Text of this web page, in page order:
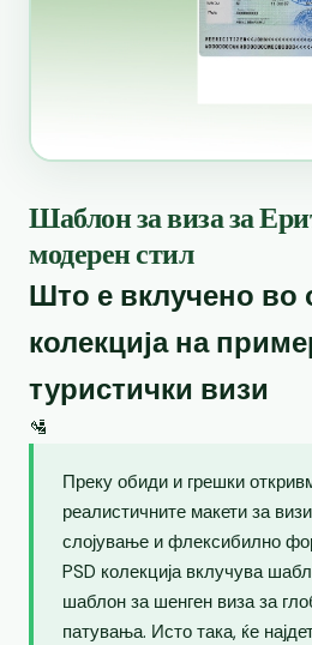
Шаблон за виза за
модерен стил
Што е вклучено во
колекција на
туристички визи
🛂
Преку обиди и грешки
реалистичните макети за
слојување и флексибилно
PSD колекција вклучува
шаблон за шенген виза за
патувања. Исто така, ќе